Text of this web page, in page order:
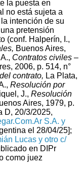
la puesta en
no está sujeta a
intención de su
pretensión
(conf. Halperín, I.,
Buenos Aires,
Contratos civiles –
2006, p. 514, n°
contrato, La Plata,
Resolución por
J., Resolución
Aires, 1979, p.
D, 20/3/2025,
S.A. y
el 28/04/25];
Lucas y otro c/
en DIPr
como juez